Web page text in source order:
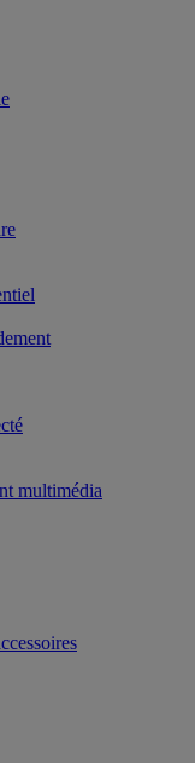
multimédia